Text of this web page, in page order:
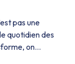
pas une
quotidien des
on